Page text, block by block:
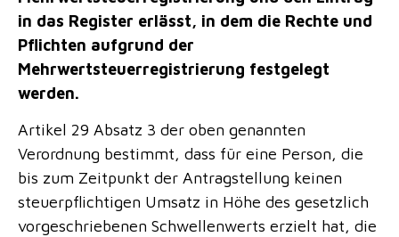
in das Register erlässt, in dem die Rechte und
Pflichten aufgrund der
Mehrwertsteuerregistrierung festgelegt
werden.
Artikel 29 Absatz 3 der oben genannten
Verordnung bestimmt, dass für eine Person, die
bis zum Zeitpunkt der Antragstellung keinen
steuerpflichtigen Umsatz in Höhe des gesetzlich
vorgeschriebenen Schwellenwerts erzielt hat, die